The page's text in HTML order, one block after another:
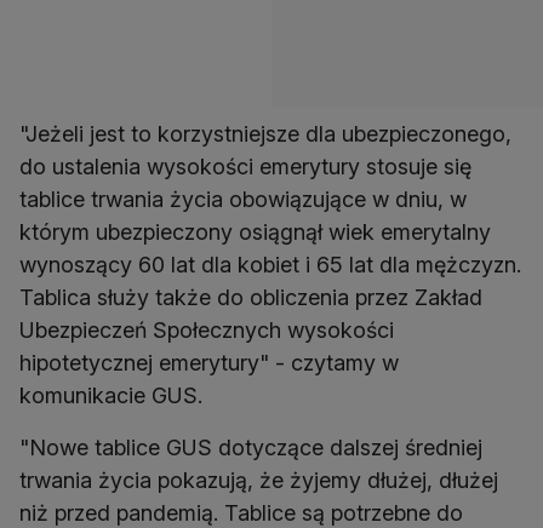
"Jeżeli jest to korzystniejsze dla ubezpieczonego,
do ustalenia wysokości emerytury stosuje się
tablice trwania życia obowiązujące w dniu, w
którym ubezpieczony osiągnął wiek emerytalny
wynoszący 60 lat dla kobiet i 65 lat dla mężczyzn.
Tablica służy także do obliczenia przez Zakład
Ubezpieczeń Społecznych wysokości
hipotetycznej emerytury" - czytamy w
komunikacie GUS.
"Nowe tablice GUS dotyczące dalszej średniej
trwania życia pokazują, że żyjemy dłużej, dłużej
niż przed pandemią. Tablice są potrzebne do